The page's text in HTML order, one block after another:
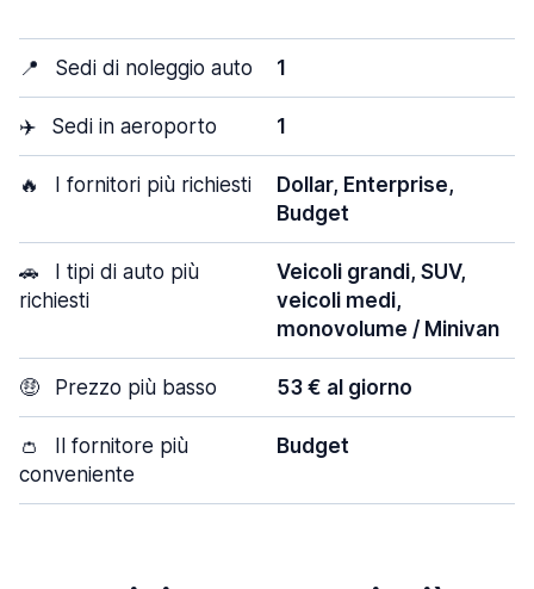
📍 Sedi di noleggio auto 1
✈️ Sedi in aeroporto 1
🔥 I fornitori più richiesti
Dollar, Enterprise,
Budget
🚗
I tipi di auto più
richiesti
Veicoli grandi, SUV,
veicoli medi,
monovolume / Minivan
🤑 Prezzo più basso 53 € al giorno
👛
Il fornitore più
conveniente
Budget